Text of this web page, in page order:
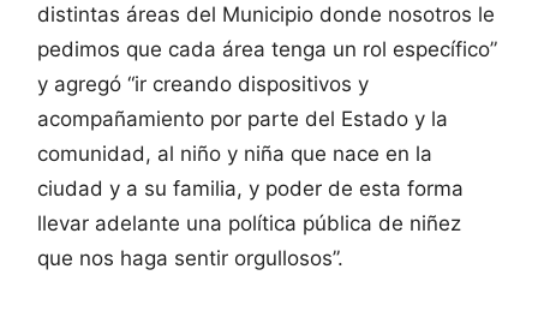
distintas áreas del Municipio donde nosotros le
pedimos que cada área tenga un rol específico”
y agregó “ir creando dispositivos y
acompañamiento por parte del Estado y la
comunidad, al niño y niña que nace en la
ciudad y a su familia, y poder de esta forma
llevar adelante una política pública de niñez
que nos haga sentir orgullosos”.